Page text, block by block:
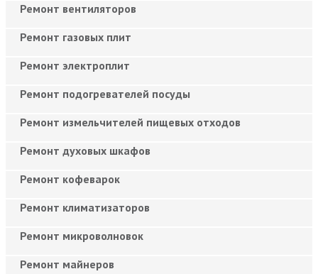
Ремонт вентиляторов
Ремонт газовых плит
Ремонт электроплит
Ремонт подогревателей посуды
Ремонт измельчителей пищевых отходов
Ремонт духовых шкафов
Ремонт кофеварок
Ремонт климатизаторов
Ремонт микроволновок
Ремонт майнеров